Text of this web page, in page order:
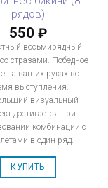
рядов)
550 ₽
восьмирядный
стразами. Победное
на ваших руках во
выступления.
визуальный
достигается при
комбинации с
в один ряд.
КУПИТЬ